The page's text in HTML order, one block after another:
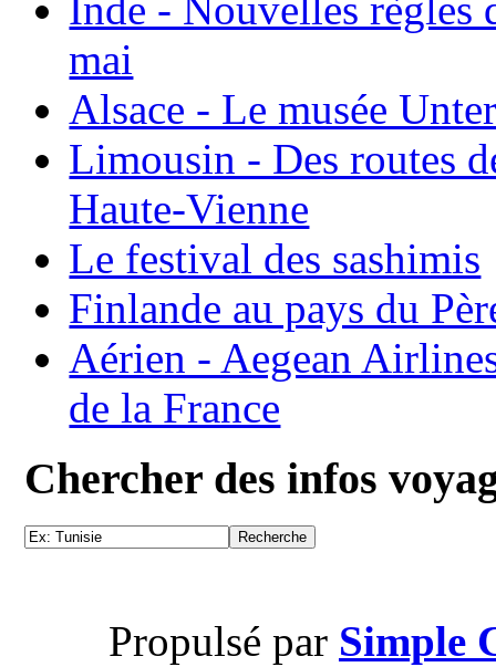
mai
Alsace - Le musée
Limousin - Des routes
Haute-Vienne
Le festival des sashimis
Finlande au pays du
Aérien - Aegean
de la France
Chercher des infos
Propulsé par Simple